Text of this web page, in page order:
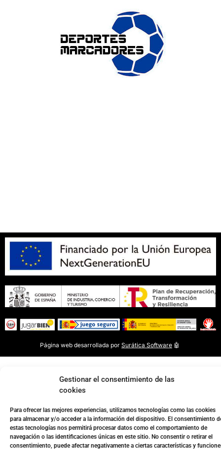
Gestionar el consentimiento de las
cookies
Para ofrecer las mejores experiencias, utilizamos tecnologías como las cookies
para almacenar y/o acceder a la información del dispositivo. El consentimiento
estas tecnologías nos permitirá procesar datos como el comportamiento de
navegación o las identificaciones únicas en este sitio. No consentir o retirar el
consentimiento, puede afectar negativamente a ciertas características y
Página web desarrollada por Surática Software 🤖